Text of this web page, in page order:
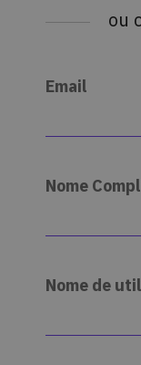
ou
Email
Nome
Nome de